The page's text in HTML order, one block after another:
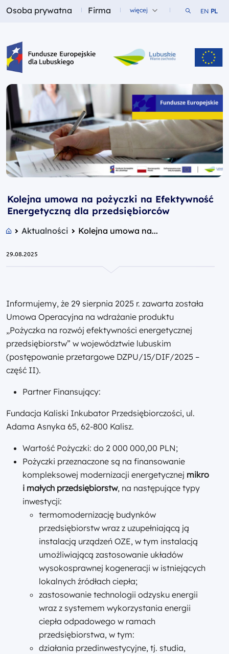
Fundusze dla
Osoba prywatna Fundusze dla
Firma więcej Szukaj w
EN PL
Fundusze Europejskie dla Lubuskiego
Kolejna umowa na pożyczki na Efektywność
Energetyczną dla przedsiębiorców
Aktualności Kolejna umowa na...
29.08.2025
Informujemy, że 29 sierpnia 2025 r. zawarta została
Umowa Operacyjna na wdrażanie produktu
„Pożyczka na rozwój efektywności energetycznej
przedsiębiorstw” w województwie lubuskim
(postępowanie przetargowe DZPU/15/DIF/2025 –
część II).
Partner Finansujący:
Fundacja Kaliski Inkubator Przedsiębiorczości, ul.
Adama Asnyka 65, 62-800 Kalisz.
Wartość Pożyczki: do 2 000 000,00 PLN;
Pożyczki przeznaczone są na finansowanie
kompleksowej modernizacji energetycznej mikro
i małych przedsiębiorstw, na następujące typy
inwestycji:
termomodernizację budynków
przedsiębiorstw wraz z uzupełniającą ją
instalacją urządzeń OZE, w tym instalacją
umożliwiającą zastosowanie układów
wysokosprawnej kogeneracji w istniejących
lokalnych źródłach ciepła;
zastosowanie technologii odzysku energii
wraz z systemem wykorzystania energii
ciepła odpadowego w ramach
przedsiębiorstwa, w tym:
działania przedinwestycyjne, tj. studia,